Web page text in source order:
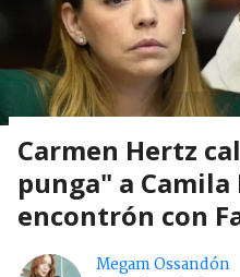
Carmen Hertz
punga" a
encontrón con
Megam Ossandón